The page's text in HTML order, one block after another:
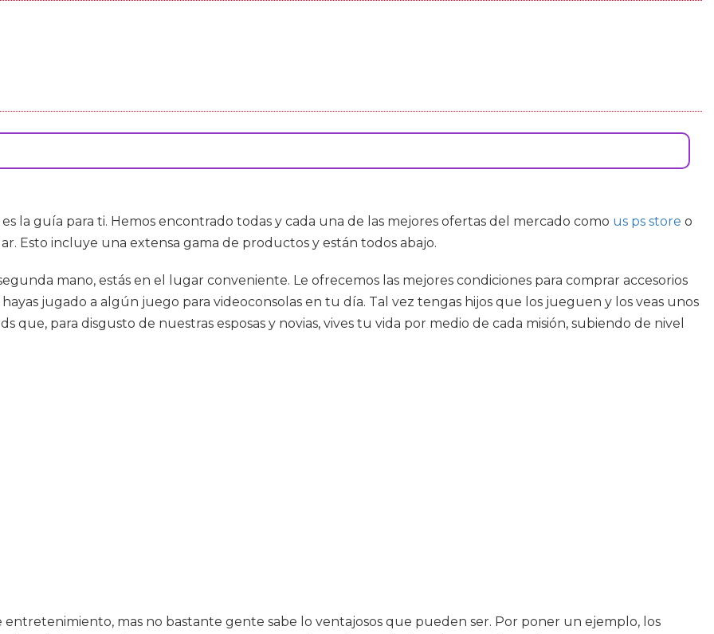
la guía para ti. Hemos encontrado todas y cada una de las mejores ofertas del mercado como us ps store o
Esto incluye una extensa gama de productos y están todos abajo.
mano, estás en el lugar conveniente. Le ofrecemos las mejores condiciones para comprar accesorios
jugado a algún juego para videoconsolas en tu día. Tal vez tengas hijos que los jueguen y los veas unos
que, para disgusto de nuestras esposas y novias, vives tu vida por medio de cada misión, subiendo de nivel
mas no bastante gente sabe lo ventajosos que pueden ser. Por poner un ejemplo, los